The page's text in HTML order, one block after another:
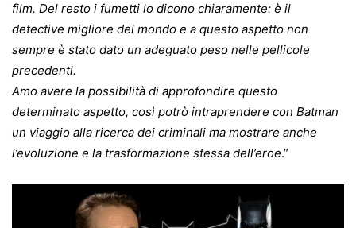
film. Del resto i fumetti lo dicono chiaramente: è il
detective migliore del mondo e a questo aspetto non
sempre è stato dato un adeguato peso nelle pellicole
precedenti.
Amo avere la possibilità di approfondire questo
determinato aspetto, così potrò intraprendere con Batman
un viaggio alla ricerca dei criminali ma mostrare anche
l’evoluzione e la trasformazione stessa dell’eroe.”